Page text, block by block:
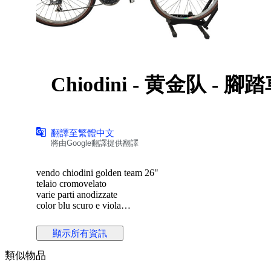
Chiodini - 黄金队 - 腳踏
翻譯至繁體中文
將由Google翻譯提供翻譯
vendo chiodini golden team 26"
telaio cromovelato
varie parti anodizzate
color blu scuro e viola
ferma da tempo da dare un check generale ma funzionante
顯示所有資訊
類似物品